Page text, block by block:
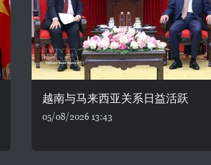
越南与马来西亚关系日益活跃
05/08/2026 13:43